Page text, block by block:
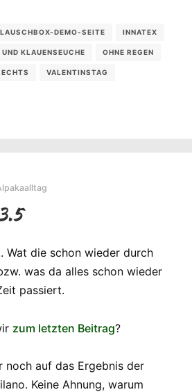
DEMO-SEITE INNATEX
KLAUENSEUCHE OHNE REGEN
VALENTINSTAG
Wat die schon wieder durch
was da alles schon wieder
passiert.
zum letzten Beitrag?
noch auf das Ergebnis der
Keine Ahnung, warum